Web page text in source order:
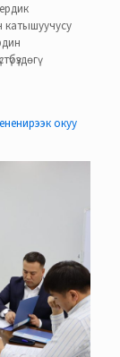
катышуучусу
окуу